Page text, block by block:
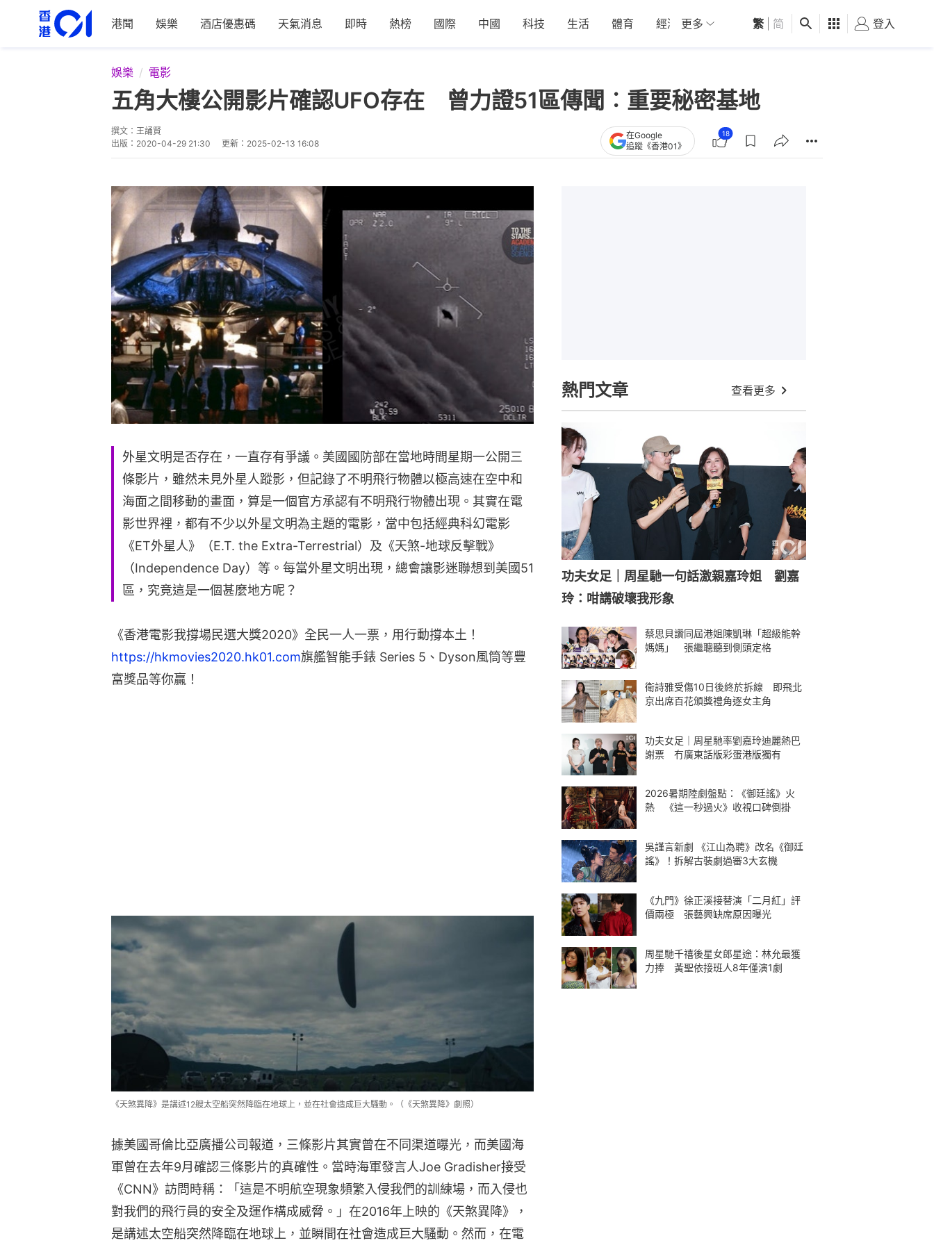
港聞 娛樂 酒店優惠碼 天氣消息 即時 熱榜 國際 中國 科技 生活 體育 經濟 01深圳 觀點 健康 好食玩飛
更多 繁 简 登入
娛樂 電影
五角大樓公開影片確認UFO存在 曾力證51區傳聞︰重要秘密基地
撰文： 王誦賢
出版： 2020-04-29 21:30 更新： 2025-02-13 16:08
在Google
追蹤《香港01》
18
外星文明是否存在，一直存有爭議。美國國防部在當地時間星期一公開三
條影片，雖然未見外星人蹤影，但記錄了不明飛行物體以極高速在空中和
海面之間移動的畫面，算是一個官方承認有不明飛行物體出現。其實在電
影世界裡，都有不少以外星文明為主題的電影，當中包括經典科幻電影
《ET外星人》（E.T. the Extra-Terrestrial）及《天煞-地球反擊戰》
（Independence Day）等。每當外星文明出現，總會讓影迷聯想到美國51
區，究竟這是一個甚麼地方呢？
《香港電影我撐場民選大獎2020》全民一人一票，用行動撐本土！
https://hkmovies2020.hk01.com旗艦智能手錶 Series 5、Dyson風筒等豐
富獎品等你贏！
《天煞異降》是講述12艘太空船突然降臨在地球上，並在社會造成巨大騷動。（《天煞異降》劇照）
據美國哥倫比亞廣播公司報道，三條影片其實曾在不同渠道曝光，而美國海
軍曾在去年9月確認三條影片的真確性。當時海軍發言人Joe Gradisher接受
《CNN》訪問時稱：「這是不明航空現象頻繁入侵我們的訓練場，而入侵也
對我們的飛行員的安全及運作構成威脅。」在2016年上映的《天煞異降》，
是講述太空船突然降臨在地球上，並瞬間在社會造成巨大騷動。然而，在電
熱門文章 查看更多
功夫女足｜周星馳一句話激親嘉玲姐 劉嘉
玲：咁講破壞我形象
蔡思貝讚同屆港姐陳凱琳「超級能幹
媽媽」 張繼聰聽到側頭定格
衛詩雅受傷10日後終於拆線 即飛北
京出席百花頒獎禮角逐女主角
功夫女足｜周星馳率劉嘉玲迪麗熱巴
謝票 冇廣東話版彩蛋港版獨有
2026暑期陸劇盤點：《御廷謠》火
熱 《這一秒過火》收視口碑倒掛
吳謹言新劇 《江山為聘》改名《御廷
謠》！拆解古裝劇過審3大玄機
《九門》徐正溪接替演「二月紅」評
價兩極 張藝興缺席原因曝光
周星馳千禧後星女郎星途：林允最獲
力捧 黃聖依接班人8年僅演1劇